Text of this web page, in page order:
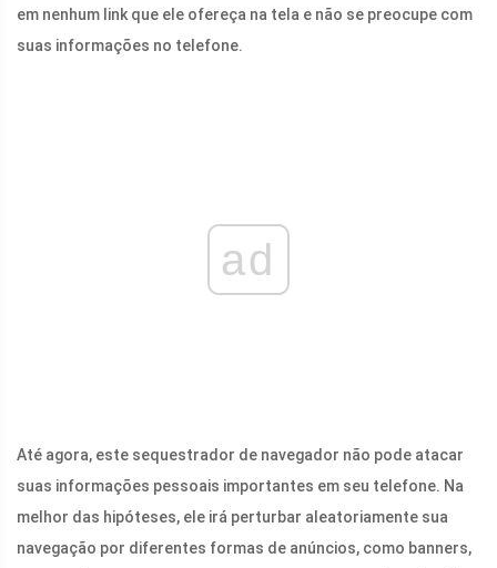
em nenhum link que ele ofereça na tela e não se preocupe com
suas informações no telefone.
ad
Até agora, este sequestrador de navegador não pode atacar
suas informações pessoais importantes em seu telefone. Na
melhor das hipóteses, ele irá perturbar aleatoriamente sua
navegação por diferentes formas de anúncios, como banners,